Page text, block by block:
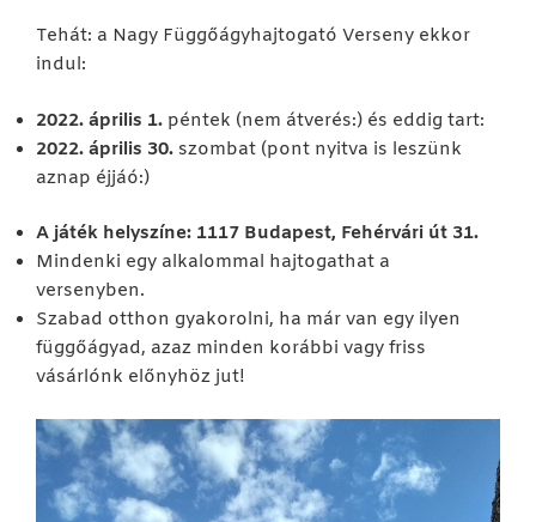
Tehát: a Nagy Függőágyhajtogató Verseny ekkor
indul:
2022. április 1. péntek (nem átverés:) és eddig tart:
2022. április 30. szombat (pont nyitva is leszünk
aznap éjjáó:)
A játék helyszíne: 1117 Budapest, Fehérvári út 31.
Mindenki egy alkalommal hajtogathat a
versenyben.
Szabad otthon gyakorolni, ha már van egy ilyen
függőágyad, azaz minden korábbi vagy friss
vásárlónk előnyhöz jut!